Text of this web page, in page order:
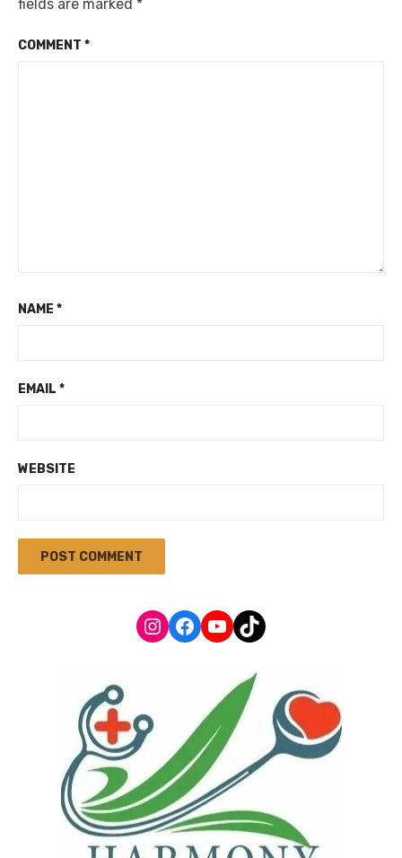
fields are marked *
COMMENT *
NAME *
EMAIL *
WEBSITE
Instagram
Facebook
YouTube
TikTok